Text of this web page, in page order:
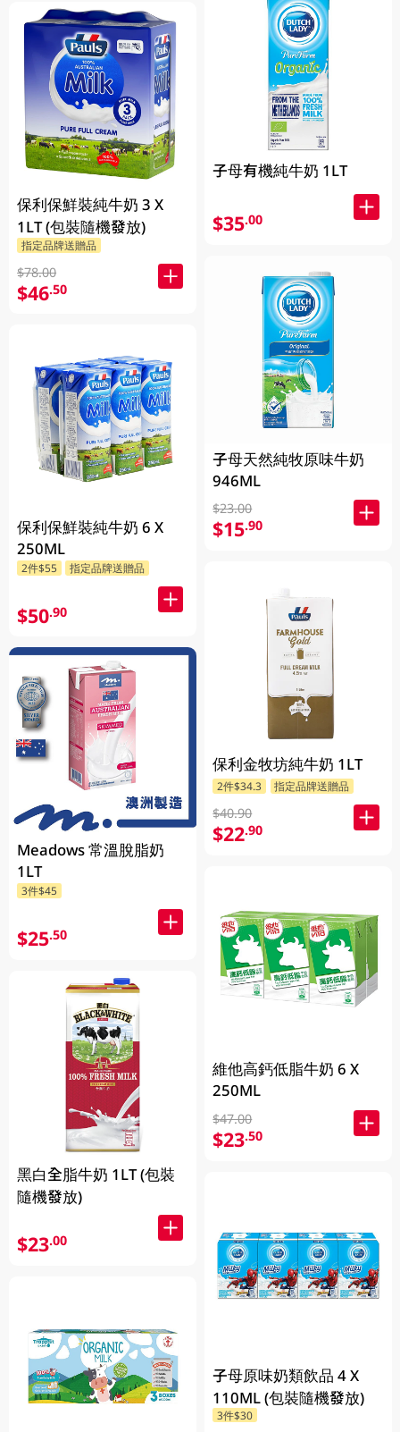
保利保鮮裝純牛奶 3 X
1LT (包裝隨機發放)
指定品牌送贈品
$78.00
$46.50
保利保鮮裝純牛奶 6 X
250ML
2件$55 指定品牌送贈品
$50.90
Meadows 常溫脫脂奶
1LT
3件$45
$25.50
黑白全脂牛奶 1LT (包裝
隨機發放)
$23.00
子母有機純牛奶 1LT
$35.00
子母天然純牧原味牛奶
946ML
$23.00
$15.90
保利金牧坊純牛奶 1LT
2件$34.3 指定品牌送贈品
$40.90
$22.90
維他高鈣低脂牛奶 6 X
250ML
$47.00
$23.50
子母原味奶類飲品 4 X
110ML (包裝隨機發放)
3件$30